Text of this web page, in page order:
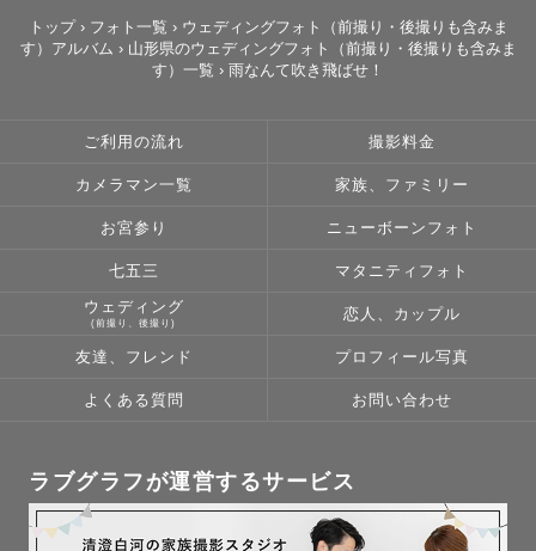
【ニューボーンについて】
基本的に平日のみお受け致します。
以下より2〜3パターン
･かごおくるみ
･布背景おくるみ
･はだかんぼ（布背景/黒背景のどれか）
･サイドポーズ
※生花は基本的に自身でご用意いただいております。
※時間延長オプション（＋11,000円）追加でポージング追
トップ› フォト一覧 › ウェディングフォト（前撮り・後撮りも含みま
す）アルバム › 山形県のウェディングフォト（前撮り・後撮りも含みま
す）一覧 › 雨なんて吹き飛ばせ！
ご利用の流れ 撮影料金
カメラマン一覧 家族、ファミリー
お宮参り ニューボーンフォト
七五三 マタニティフォト
ウェディング
(前撮り、後撮り)
恋人、カップル
友達、フレンド プロフィール写真
よくある質問 お問い合わせ
ラブグラフが運営するサービス